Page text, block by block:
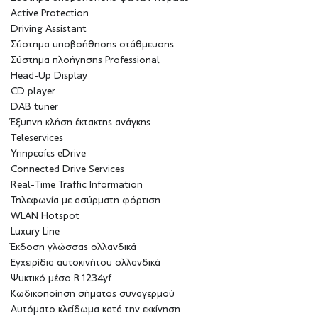
Active Protection
Driving Assistant
Σύστημα υποβοήθησης στάθμευσης
Σύστημα πλοήγησης Professional
Head-Up Display
CD player
DAB tuner
Έξυπνη κλήση έκτακτης ανάγκης
Teleservices
Υπηρεσίες eDrive
Connected Drive Services
Real-Time Traffic Information
Τηλεφωνία με ασύρματη φόρτιση
WLAN Hotspot
Luxury Line
Έκδοση γλώσσας ολλανδικά
Εγχειρίδια αυτοκινήτου ολλανδικά
Ψυκτικό μέσο R1234yf
Κωδικοποίηση σήματος συναγερμού
Αυτόματο κλείδωμα κατά την εκκίνηση